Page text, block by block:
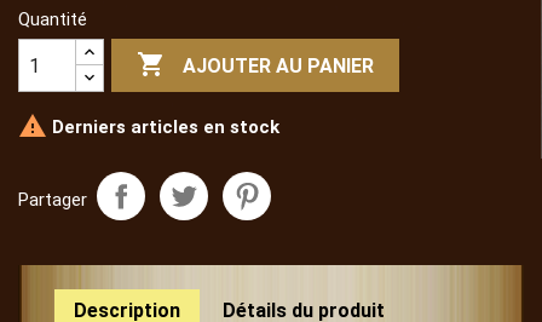
Quantité
 AJOUTER AU PANIER
 Derniers articles en stock
Partager
Description Détails du produit